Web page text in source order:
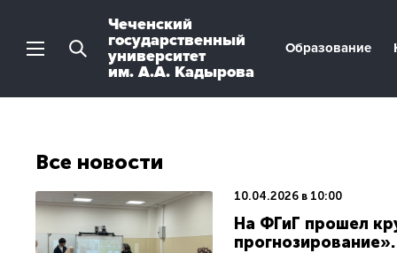
Чеченский
государственный
университет
им. А.А. Кадырова
Образование
Все новости
10.04.2026 в 10:00
На ФГиГ прошел
прогнозирование».